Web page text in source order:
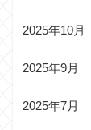
2025年10月
2025年9月
2025年7月